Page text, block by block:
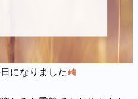
になりました